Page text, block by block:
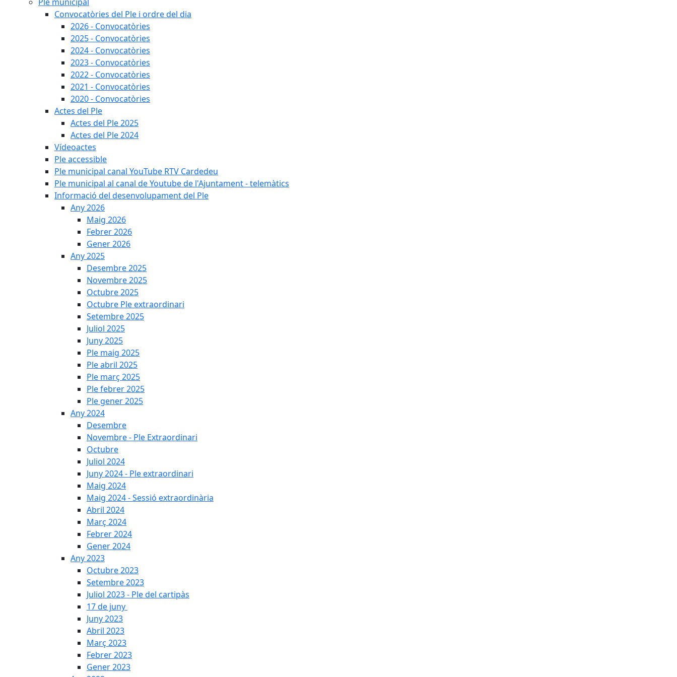
Convocatòries del Ple i ordre del dia
2026 - Convocatòries
2025 - Convocatòries
2024 - Convocatòries
2023 - Convocatòries
2022 - Convocatòries
2021 - Convocatòries
2020 - Convocatòries
Actes del Ple
Actes del Ple 2025
Actes del Ple 2024
Vídeoactes
Ple accessible
Ple municipal canal YouTube RTV Cardedeu
Ple municipal al canal de Youtube de l'Ajuntament - telemàtics
Informació del desenvolupament del Ple
Any 2026
Maig 2026
Febrer 2026
Gener 2026
Any 2025
Desembre 2025
Novembre 2025
Octubre 2025
Octubre Ple extraordinari
Setembre 2025
Juliol 2025
Juny 2025
Ple maig 2025
Ple abril 2025
Ple març 2025
Ple febrer 2025
Ple gener 2025
Any 2024
Desembre
Novembre - Ple Extraordinari
Octubre
Juliol 2024
Juny 2024 - Ple extraordinari
Maig 2024
Maig 2024 - Sessió extraordinària
Abril 2024
Març 2024
Febrer 2024
Gener 2024
Any 2023
Octubre 2023
Setembre 2023
Juliol 2023 - Ple del cartipàs
17 de juny
Juny 2023
Abril 2023
Març 2023
Febrer 2023
Gener 2023